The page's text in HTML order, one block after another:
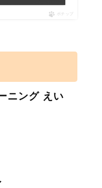
ポチップ
ニング えい